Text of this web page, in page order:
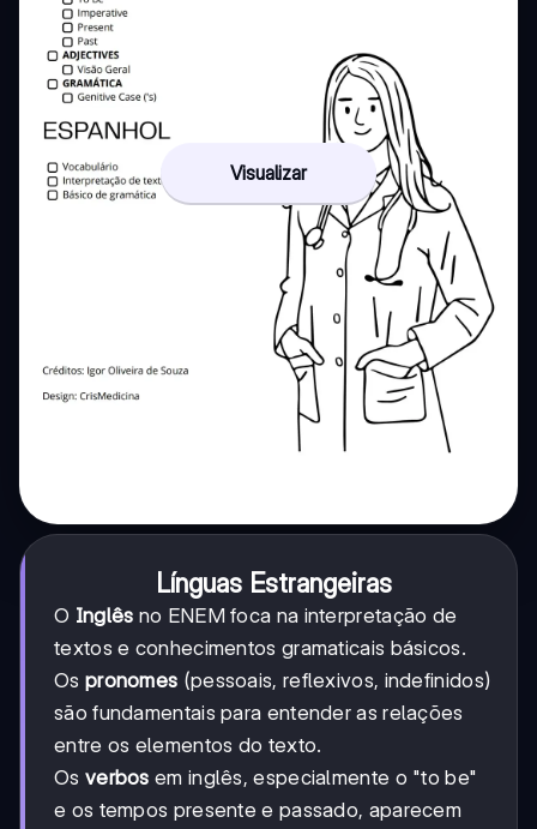
Visualizar
Línguas Estrangeiras
O Inglês no ENEM foca na interpretação de
textos e conhecimentos gramaticais básicos.
Os pronomes (pessoais, reflexivos, indefinidos)
são fundamentais para entender as relações
entre os elementos do texto.
Os verbos em inglês, especialmente o "to be"
e os tempos presente e passado, aparecem